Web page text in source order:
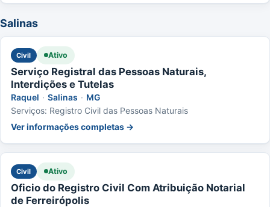
Salinas
Civil Ativo
Serviço Registral das Pessoas Naturais,
Interdições e Tutelas
Raquel · Salinas · MG
Serviços: Registro Civil das Pessoas Naturais
Ver informações completas →
Civil Ativo
Oficio do Registro Civil Com Atribuição Notarial
de Ferreirópolis